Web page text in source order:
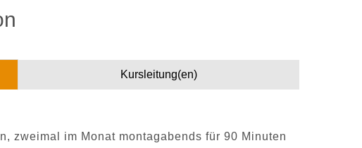
Kursleitung(en)
, zweimal im Monat montagabends für 90 Minuten